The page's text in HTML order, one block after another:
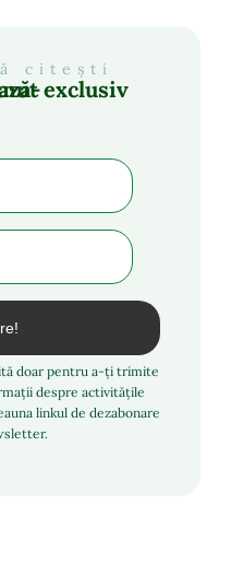
citești
exclusiv
doar pentru a-ți trimite
despre activitățile
linkul de dezabonare